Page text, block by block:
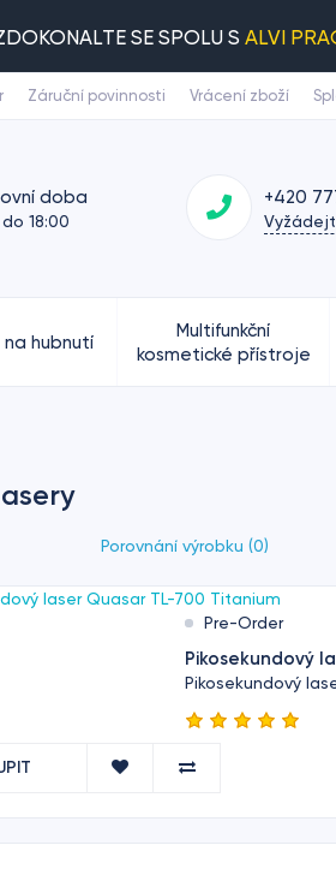
SE SPOLU S ALVI
Záruční povinnosti Vrácení zboží
doba
18:00
+420
hubnutí
Multifunkční
kosmetické přístroje
Porovnání výrobku (0)
Pre-Order
Pikosekundový
Pikosekundový